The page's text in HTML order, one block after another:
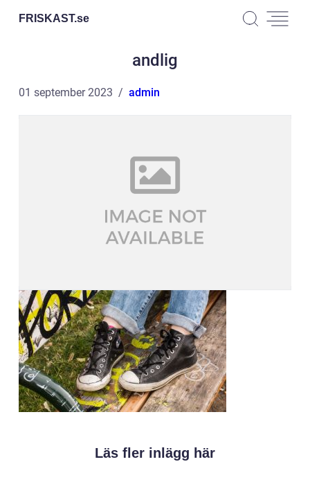
FRISKAST.se
andlig
01 september 2023 admin
Läs fler inlägg här